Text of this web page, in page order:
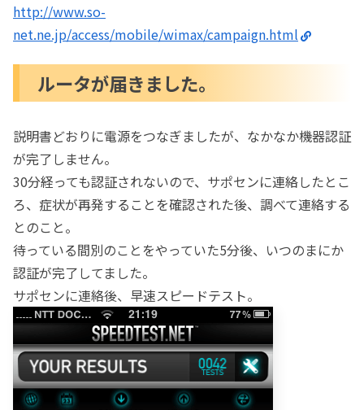
http://www.so-
net.ne.jp/access/mobile/wimax/campaign.html
ルータが届きました。
説明書どおりに電源をつなぎましたが、なかなか機器認証
が完了しません。
30分経っても認証されないので、サポセンに連絡したとこ
ろ、症状が再発することを確認された後、調べて連絡する
とのこと。
待っている間別のことをやっていた5分後、いつのまにか
認証が完了してました。
サポセンに連絡後、早速スピードテスト。